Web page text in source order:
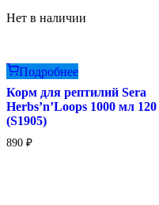
Нет в наличии
Подробнее
Корм для рептилий Sera
Herbs’n’Loops 1000 мл 120
(S1905)
890 ₽